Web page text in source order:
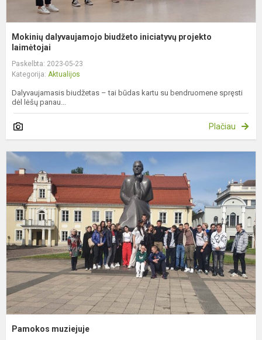
Mokinių dalyvaujamojo biudžeto iniciatyvų projekto
laimėtojai
Paskelbta: 2023-05-23
Kategorija: Aktualijos
Dalyvaujamasis biudžetas – tai būdas kartu su bendruomene spręsti
dėl lėšų panau...
Plačiau
Pamokos muziejuje